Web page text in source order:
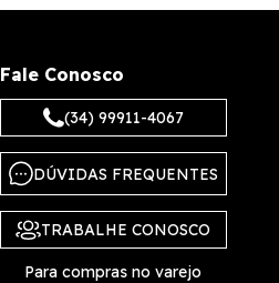
Fale Conosco
(34) 99911-4067
DÚVIDAS FREQUENTES
TRABALHE CONOSCO
Para compras no varejo